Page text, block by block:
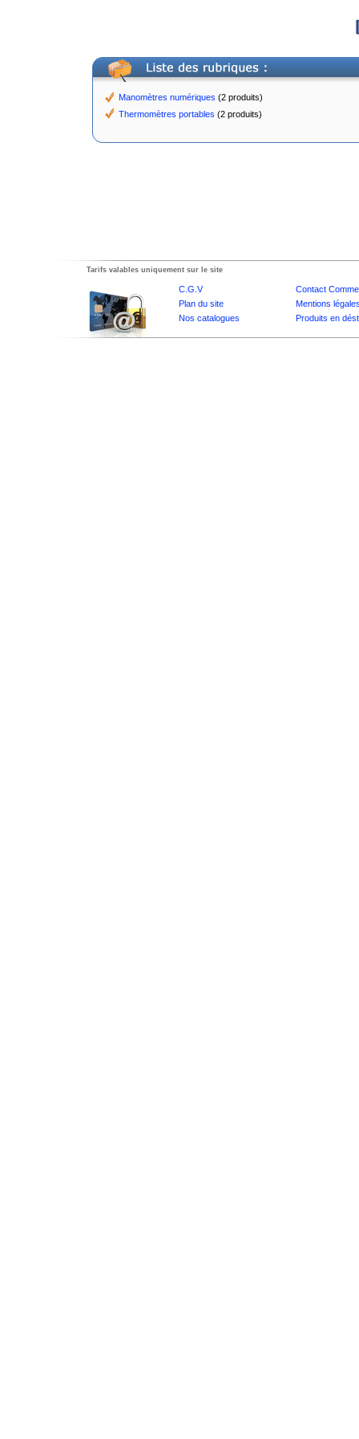
Manomètres numériques (2 produits)
Thermomètres portables (2 produits)
Tarifs valables uniquement sur le site
C.G.V
Contact
Plan du site
Mentions
Nos catalogues
Produits en